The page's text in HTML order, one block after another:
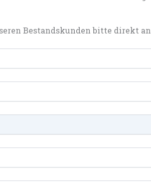
Bestandskunden bitte direkt